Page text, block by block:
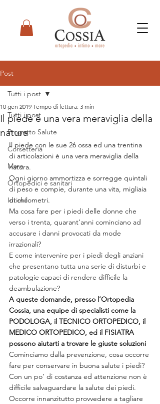
Post
Tutti i post
Progetto Salute
Corsetteria
Mare
Ortopedici e sanitari
Intimo
Tutti i post
Il piede è una vera meraviglia della
natura
10 gen 2019 Tempo di lettura: 3 min
Il piede con le sue 26 ossa ed una trentina
di articolazioni è una vera meraviglia della
natura.
Ogni giorno ammortizza e sorregge quintali
di peso e compie, durante una vita, migliaia
di chilometri.
Ma cosa fare per i piedi delle donne che
verso i trenta, quarant’anni cominciano ad
accusare i danni provocati da mode
irrazionali?
E come intervenire per i piedi degli anziani
che presentano tutta una serie di disturbi e
patologie capaci di rendere difficile la
deambulazione?
A queste domande, presso l’Ortopedia
Cossia, una equipe di specialisti come la
PODOLOGA, il TECNICO ORTOPEDICO, il
MEDICO ORTOPEDICO, ed il FISIATRA
possono aiutarti a trovare le giuste soluzioni
Cominciamo dalla prevenzione, cosa occorre
fare per conservare in buona salute i piedi?
Con un po’ di costanza ed attenzione non è
difficile salvaguardare la salute dei piedi.
Occorre innanzitutto provvedere a tagliare